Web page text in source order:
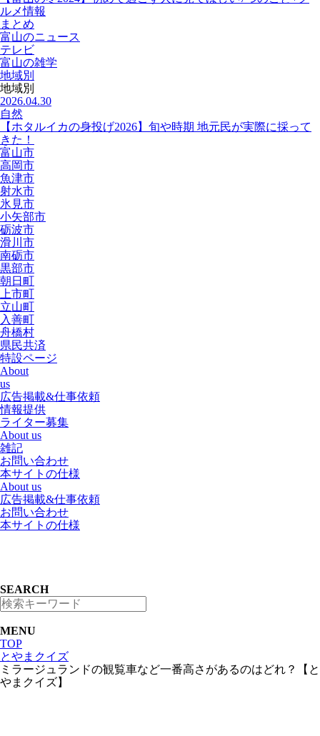
ルメ情報
まとめ
富山のニュース
テレビ
富山の雑学
地域別
地域別
2026.04.30
自然
【ホタルイカの身投げ2026】旬や時期 地元民が実際に採って
きた！
富山市
高岡市
魚津市
射水市
氷見市
小矢部市
砺波市
滑川市
南砺市
黒部市
朝日町
上市町
立山町
入善町
舟橋村
県民共済
特設ページ
About
us
広告掲載&仕事依頼
情報提供
ライター募集
About us
雑記
お問い合わせ
本サイトの仕様
About us
広告掲載&仕事依頼
お問い合わせ
本サイトの仕様
SEARCH
MENU
TOP
とやまクイズ
ミラージュランドの観覧車など一番高さがあるのはどれ？【と
やまクイズ】